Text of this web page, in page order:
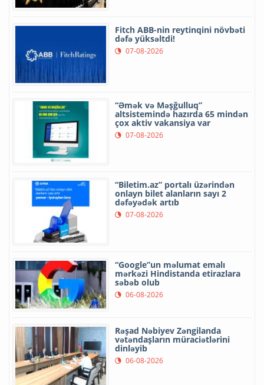
Fitch ABB-nin reytinqini növbəti
dəfə yüksəltdi!
07-08-2026
“Əmək və Məşğulluq”
altsistemində hazırda 65 mindən
çox aktiv vakansiya var
07-08-2026
“Biletim.az” portalı üzərindən
onlayn bilet alanların sayı 2
dəfəyədək artıb
07-08-2026
“Google”un məlumat emalı
mərkəzi Hindistanda etirazlara
səbəb olub
06-08-2026
Rəşad Nəbiyev Zəngilanda
vətəndaşların müraciətlərini
dinləyib
06-08-2026